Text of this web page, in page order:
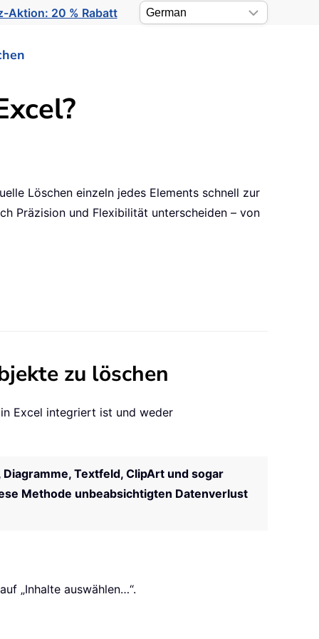
Aktion: 20 % Rabatt
Löschen einzeln jedes Elements schnell zur
Präzision und Flexibilität unterscheiden – von
zu löschen
Excel integriert ist und weder
Textfeld, ClipArt und sogar
Methode unbeabsichtigten Datenverlust
„Inhalte auswählen…“.